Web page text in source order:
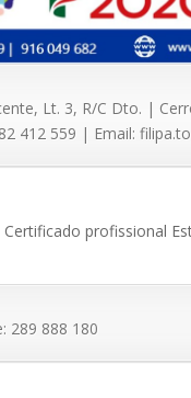
Lt. 3, R/C Dto. |
412 559 | Email:
profissional
289 888 180